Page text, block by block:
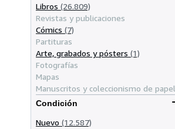
Libros (26.809)
Revistas y publicaciones
Cómics (7)
Partituras
Arte, grabados y pósters (1)
Fotografías
Mapas
Manuscritos y coleccionismo de papel
Condición
Nuevo (12.587)